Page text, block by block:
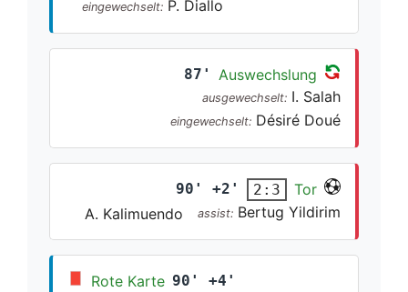
eingewechselt: P. Diallo
87' Auswechslung
ausgewechselt: I. Salah
eingewechselt: Désiré Doué
90' +2' 2:3
Tor
A. Kalimuendo
assist: Bertug Yildirim
Rote Karte 90' +4'